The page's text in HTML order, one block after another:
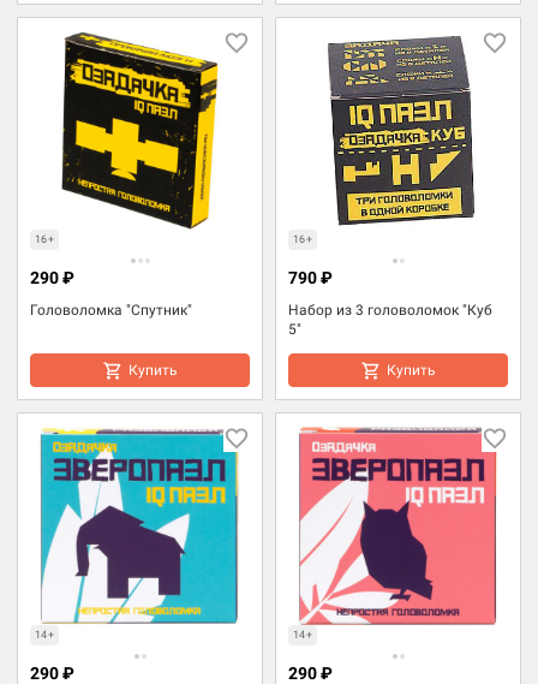
16+
Головоломка "Спутник"
290 ₽
Купить
16+
Набор из 3 головоломок "Куб
5"
790 ₽
Купить
14+
290 ₽
14+
290 ₽